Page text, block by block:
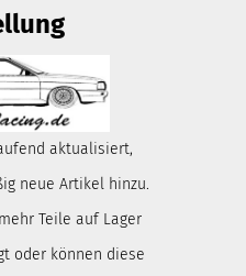
aktualisiert,
neue Artikel hinzu.
Teile auf Lager
oder können diese